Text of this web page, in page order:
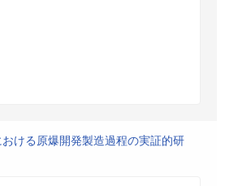
ける原爆開発製造過程の実証的研